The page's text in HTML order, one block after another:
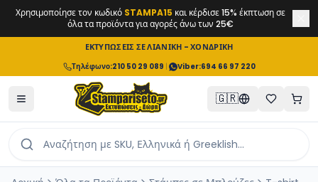
Χρησιμοποίησε τον κωδικό STAMPA15 και κέρδισε 15% έκπτωση σε
όλα τα προϊόντα για αγορές άνω των 25€
ΕΚΤΥΠΩΣΕΙΣ ΣΕ ΛΙΑΝΙΚΗ - ΧΟΝΔΡΙΚΗ
Τηλέφωνο:210 50 29 089 | Viber:694 66 97 220
🇬🇷